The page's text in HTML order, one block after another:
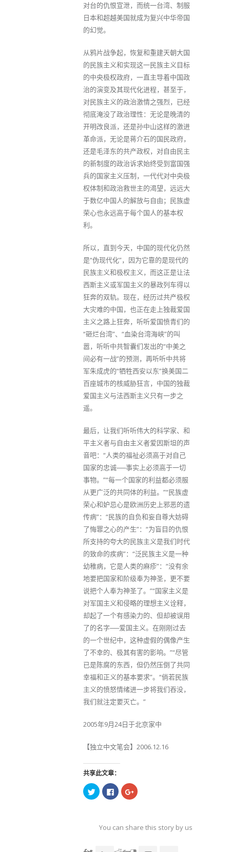
对台的仇恨宣泄，而统一台湾、制服
日本和超越美国就成为复兴中华帝国
的幻觉。
从鸦片战争起，恢复和重建天朝大国
的民族主义和实现这一民族主义目标
的中央极权政府，一直主导着中国政
治的演变及其现代化进程，甚至于，
对民族主义的政治激情之强烈，已经
彻底淹没了政治理性：无论是晚清的
开明改良派，还是孙中山这样的激进
革命派，无论是蒋介石的国民政府，
还是毛泽东的共产政权，对自由民主
的新制度的政治诉求始终受到富国强
兵的国家主义压制，一代代对中央极
权体制和政治救世主的渴望，远远大
于数亿中国人的解放与自由；民族虚
荣心也永远高于每个国人的基本权
利。
所以，直到今天，中国的现代化仍然
是“伪现代化”，因为它靠的是现代的
民族主义和极权主义，而这正是让法
西斯主义或军国主义的暴政列车得以
狂奔的双轨。现在，经历过共产极权
大灾难的中国，也正在走上独裁爱国
主义之路上狂奔，听听爱国愤青们的
“砸烂台湾”、“血染台湾海峡”的叫
嚣，听听中共智囊们发出的“中美之
间必有一战”的预测，再听听中共将
军朱成虎的“牺牲西安以东”换美国二
百座城市的核威胁狂言，中国的独裁
爱国主义与法西斯主义只有一步之
遥。
最后，让我们听听伟大的科学家、和
平主义者与自由主义者爱因斯坦的声
音吧：“人类的福祉必须高于对自己
国家的忠诚──事实上必须高于一切
事物。”“每一个国家的利益都必须服
从更广泛的共同体的利益。”“民族虚
荣心和妒忌心是欧洲历史上邪恶的遗
传病”：“民族的自负和妄自尊大妨碍
了悔罪之心的产生”：“为盲目的仇恨
所支持的夸大的民族主义是我们时代
的致命的疾病”：“泛民族主义是一种
幼稚病，它是人类的麻疹”：“没有余
地要把国家和阶级奉为神圣，更不要
说把个人奉为神圣了。”“国家主义是
对军国主义和侵略的理想主义诠释，
却起了一个有感染力的、但却被误用
了的名字──爱国主义。在刚刚过去
的一个世纪中，这种虚假的偶像产生
了不幸的、极其有害的影响。”“尽管
已是陈腐的东西，但仍然压倒了共同
幸福和正义的基本要求”。“倘若民族
主义的愤怒情绪进一步将我们吞没，
我们就注定要灭亡。”
2005年9月24日于北京家中
【独立中文笔会】2006.12.16
共享此文章：
点
击
共
享
点
击
共
享
点
击
共
享
You can share this story by using your